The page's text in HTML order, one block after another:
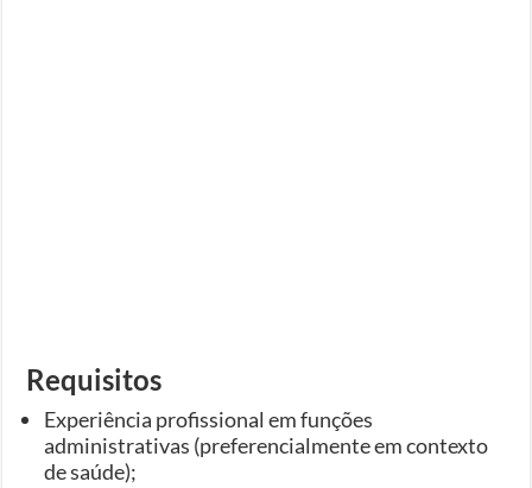
Requisitos
Experiência profissional em funções
administrativas (preferencialmente em contexto
de saúde);